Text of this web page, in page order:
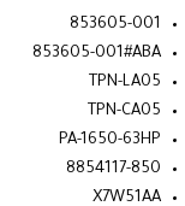
853605-001
853605-001#ABA
TPN-LA05
TPN-CA05
PA-1650-63HP
8854117-850
X7W51AA